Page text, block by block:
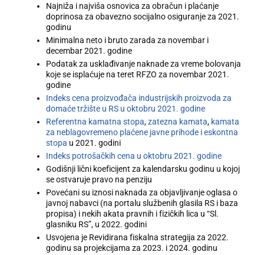
Najniža i najviša osnovica za obračun i plaćanje
doprinosa za obavezno socijalno osiguranje za 2021.
godinu
Minimalna neto i bruto zarada za novembar i
decembar 2021. godine
Podatak za usklađivanje naknade za vreme bolovanja
koje se isplaćuje na teret RFZO za novembar 2021.
godine
Indeks cena proizvođača industrijskih proizvoda za
domaće tržište u RS u oktobru 2021. godine
Referentna kamatna stopa,zatezna kamata, kamata
za neblagovremeno plaćene javne prihode i eskontna
stopa u 2021. godini
Indeks potrošačkih cena u oktobru 2021. godine
Godišnji lični koeficijent za kalendarsku godinu u kojoj
se ostvaruje pravo na penziju
Povećani su iznosi naknada za objavljivanje oglasa o
javnoj nabavci (na portalu službenih glasila RS i baza
propisa) i nekih akata pravnih i fizičkih lica u “Sl.
glasniku RS”, u 2022. godini
Usvojena je Revidirana fiskalna strategija za 2022.
godinu sa projekcijama za 2023. i 2024. godinu